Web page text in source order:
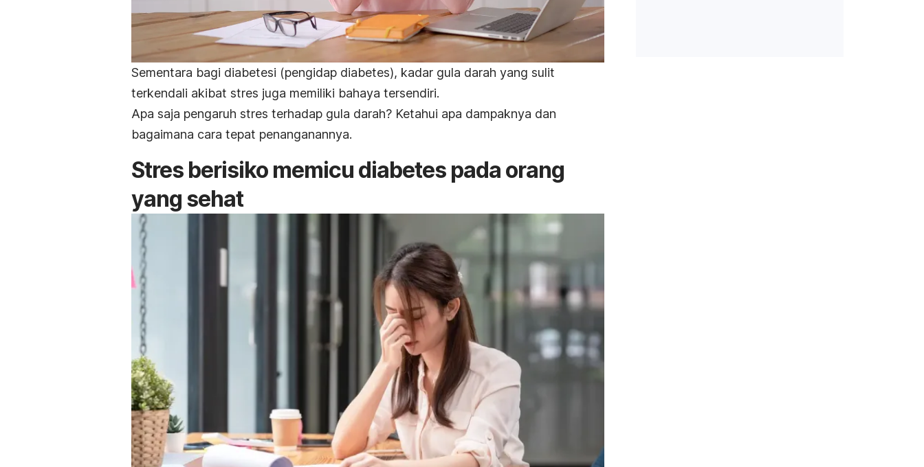
Sementara bagi diabetesi (pengidap diabetes), kadar gula darah yang sulit
terkendali akibat stres juga memiliki bahaya tersendiri.
Apa saja pengaruh stres terhadap gula darah? Ketahui apa dampaknya dan
bagaimana cara tepat penanganannya.
Stres berisiko memicu diabetes pada orang
yang sehat